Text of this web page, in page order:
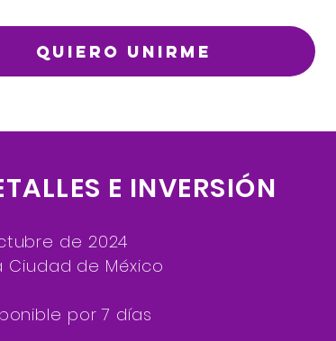
QUIERO UNIRME
E INVERSIÓN
de 2024
Ciudad de México
por 7 días